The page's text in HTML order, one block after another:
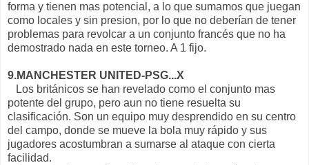
forma y tienen mas potencial, a lo que sumamos que juegan
como locales y sin presion, por lo que no deberían de tener
problemas para revolcar a un conjunto francés que no ha
demostrado nada en este torneo. A 1 fijo.
9.MANCHESTER UNITED-PSG...X
Los británicos se han revelado como el conjunto mas
potente del grupo, pero aun no tiene resuelta su
clasificación. Son un equipo muy desprendido en su centro
del campo, donde se mueve la bola muy rápido y sus
jugadores acostumbran a sumarse al ataque con cierta
facilidad.